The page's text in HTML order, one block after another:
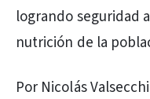
logrando seguridad
nutrición de la
Por Nicolás